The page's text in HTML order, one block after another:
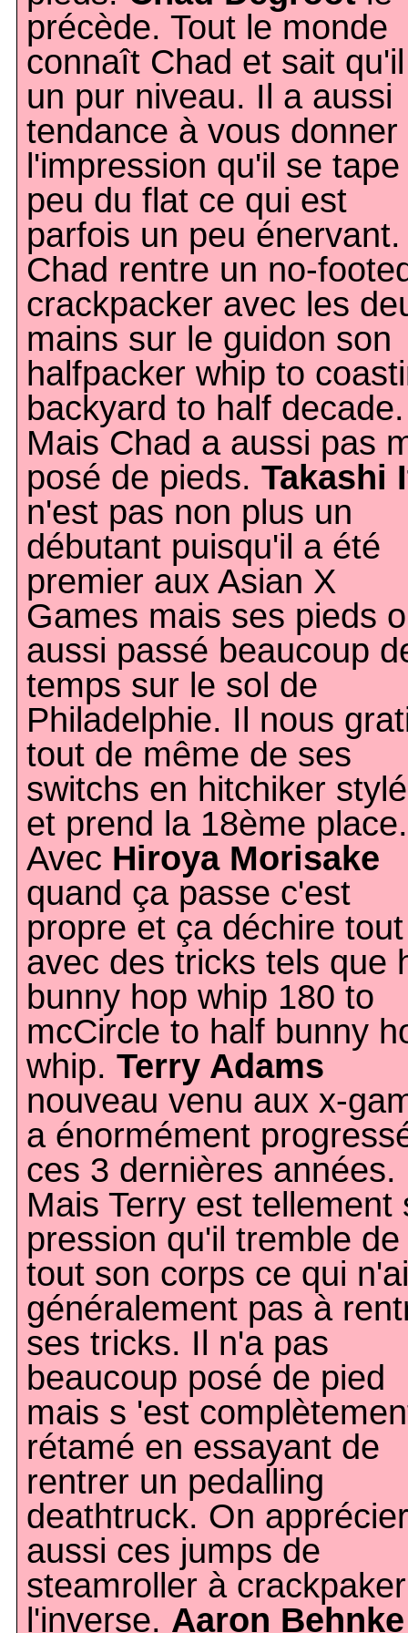
précède. Tout le monde
connaît Chad et sait
un pur niveau. Il a aussi
tendance à vous donner
l'impression qu'il se
peu du flat ce qui est
parfois un peu énervant.
Chad rentre un no-
crackpacker avec les
mains sur le guidon son
halfpacker whip to
backyard to half decade.
Mais Chad a aussi pas
posé de pieds. Takashi
n'est pas non plus un
débutant puisqu'il a été
premier aux Asian X
Games mais ses pieds
aussi passé beaucoup
temps sur le sol de
Philadelphie. Il nous
tout de même de ses
switchs en hitchiker
et prend la 18ème place.
Avec Hiroya Morisake
quand ça passe c'est
propre et ça déchire tout
avec des tricks tels que
bunny hop whip 180 to
mcCircle to half bunny
whip. Terry Adams
nouveau venu aux x-
a énormément
ces 3 dernières années.
Mais Terry est tellement
pression qu'il tremble de
tout son corps ce qui
généralement pas à
ses tricks. Il n'a pas
beaucoup posé de pied
mais s 'est
rétamé en essayant de
rentrer un pedalling
deathtruck. On
aussi ces jumps de
steamroller à
l'inverse. Aaron Behnke